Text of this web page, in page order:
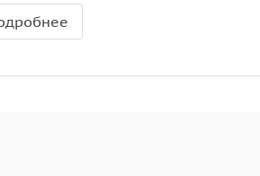
место начала экскурсии,
приложение WeGoTrip (доступно